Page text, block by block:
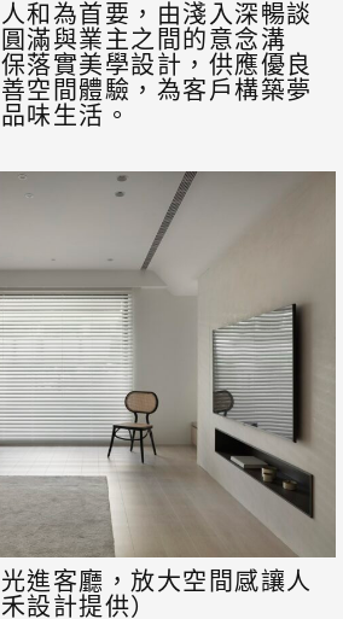
和為首要，由淺入深暢談
滿與業主之間的意念溝
落實美學設計，供應優良
空間體驗，為客戶構築夢
味生活。
進客廳，放大空間感讓人
設計提供）